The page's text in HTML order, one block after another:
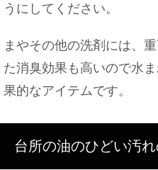
うにしてください。
まやその他の洗剤には、
た消臭効果も高いので水
果的なアイテムです。
台所の油のひどい汚